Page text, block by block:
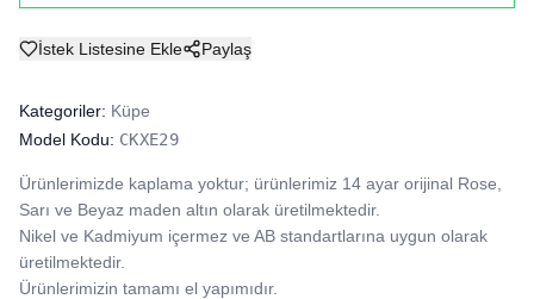
İstek Listesine Ekle Paylaş
Kategoriler: Küpe
Model Kodu: CKXE29
Ürünlerimizde kaplama yoktur; ürünlerimiz 14 ayar orijinal Rose,
Sarı ve Beyaz maden altın olarak üretilmektedir.
Nikel ve Kadmiyum içermez ve AB standartlarına uygun olarak
üretilmektedir.
Ürünlerimizin tamamı el yapımıdır.